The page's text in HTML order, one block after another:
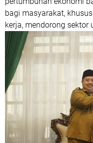
bagi masyarakat,
kerja, mendorong